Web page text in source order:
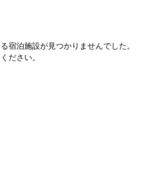
宿泊施設が見つかりませんでした。
ださい。